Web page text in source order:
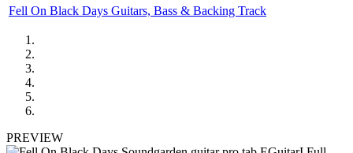
Fell On Black Days Guitars, Bass & Backing Track
PREVIEW